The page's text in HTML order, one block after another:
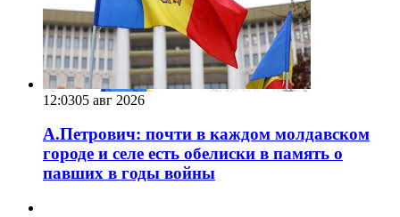
12:0305 авг 2026
А.Петрович: почти в каждом молдавском
городе и селе есть обелиски в память о
павших в годы войны